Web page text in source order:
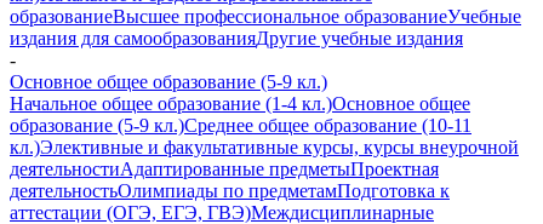
образованиеВысшее профессиональное образованиеУчебные
издания для самообразованияДругие учебные издания
-
Основное общее образование (5-9 кл.)
Начальное общее образование (1-4 кл.)Основное общее
образование (5-9 кл.)Среднее общее образование (10-11
кл.)Элективные и факультативные курсы, курсы внеурочной
деятельностиАдаптированные предметыПроектная
деятельностьОлимпиады по предметамПодготовка к
аттестации (ОГЭ, ЕГЭ, ГВЭ)Междисциплинарные